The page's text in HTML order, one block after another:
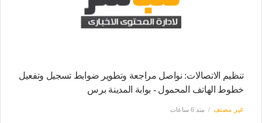
تنظيم الاتصالات: نواصل مراجعة وتطوير ضوابط تسجيل وتفعيل
خطوط الهاتف المحمول - بوابة المدينة برس
غير مصنف منذ 6 ساعات